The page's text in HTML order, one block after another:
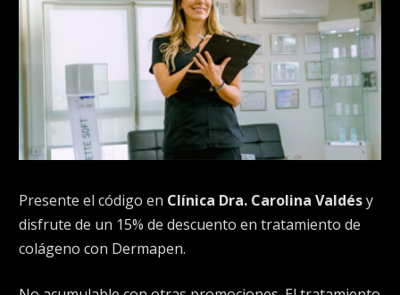
Presente el código en Clínica Dra. Carolina Valdésy
disfrute de un 15% de descuento en tratamiento de
colágeno con Dermapen.